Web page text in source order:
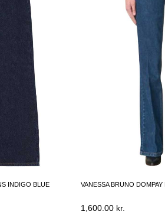
INDIGO BLUE VANESSA BRUNO
1,600.00 kr.